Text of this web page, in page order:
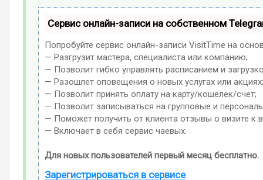
Сервис онлайн-записи на собственном
Попробуйте сервис онлайн-записи VisitTime на
— Разгрузит мастера, специалиста или компанию;
— Позволит гибко управлять расписанием и
— Разошлет оповещения о новых услугах или
— Позволит принять оплату на карту/кошелек/счет;
— Позволит записываться на групповые и
— Поможет получить от клиента отзывы о визите к
— Включает в себя сервис чаевых.
Для новых пользователей первый месяц бесплатно.
Зарегистрироваться в сервисе